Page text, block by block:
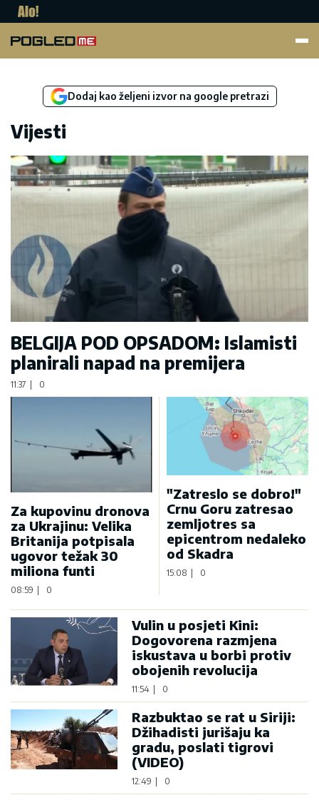
Dodaj kao željeni izvor na google pretrazi
Vijesti
BELGIJA POD OPSADOM: Islamisti
planirali napad na premijera
11:37 0
Za kupovinu dronova
za Ukrajinu: Velika
Britanija potpisala
ugovor težak 30
miliona funti
08:59 0
"Zatreslo se dobro!"
Crnu Goru zatresao
zemljotres sa
epicentrom nedaleko
od Skadra
15:08 | 0
Vulin u posjeti Kini:
Dogovorena razmjena
iskustava u borbi protiv
obojenih revolucija
11:54 0
Razbuktao se rat u Siriji:
Džihadisti jurišaju ka
gradu, poslati tigrovi
(VIDEO)
12:49 0